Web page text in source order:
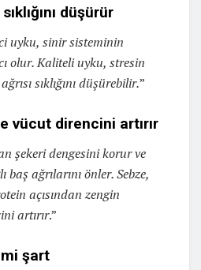
düşürür
uyku, sinir sisteminin
olur. Kaliteli uyku, stresin
sıklığını düşürebilir.”
vücut direncini artırır
şekeri dengesini korur ve
ağrılarını önler. Sebze,
açısından zengin
artırır.”
şart